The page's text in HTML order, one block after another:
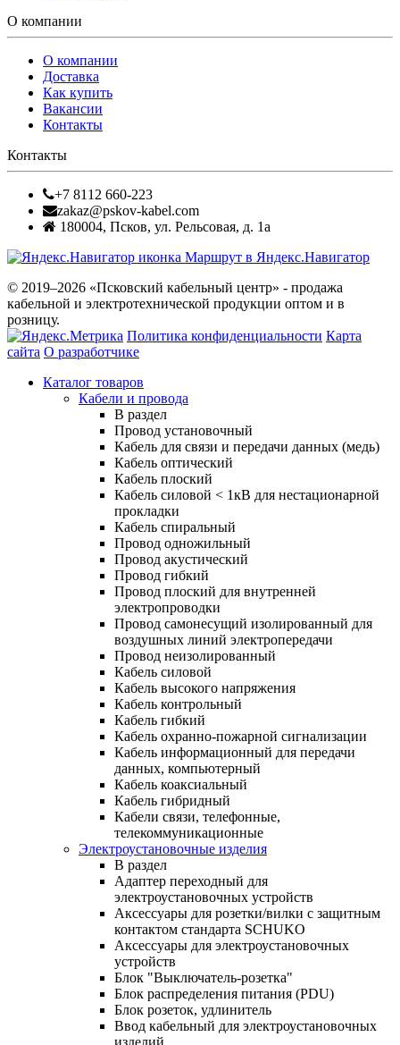
О компании
О компании
Доставка
Как купить
Вакансии
Контакты
Контакты
+7 8112 660-223
zakaz@pskov-kabel.com
180004, Псков, ул. Рельсовая, д. 1а
Маршрут в Яндекс.Навигатор
© 2019–2026 «Псковский кабельный центр» - продажа
кабельной и электротехнической продукции оптом и в
розницу.
Политика конфиденциальности Карта
сайта О разработчике
Каталог товаров
Кабели и провода
В раздел
Провод установочный
Кабель для связи и передачи данных (медь)
Кабель оптический
Кабель плоский
Кабель силовой < 1кВ для нестационарной
прокладки
Кабель спиральный
Провод одножильный
Провод акустический
Провод гибкий
Провод плоский для внутренней
электропроводки
Провод самонесущий изолированный для
воздушных линий электропередачи
Провод неизолированный
Кабель силовой
Кабель высокого напряжения
Кабель контрольный
Кабель гибкий
Кабель охранно-пожарной сигнализации
Кабель информационный для передачи
данных, компьютерный
Кабель коаксиальный
Кабель гибридный
Кабели связи, телефонные,
телекоммуникационные
Электроустановочные изделия
В раздел
Адаптер переходный для
электроустановочных устройств
Аксессуары для розетки/вилки с защитным
контактом стандарта SCHUKO
Аксессуары для электроустановочных
устройств
Блок "Выключатель-розетка"
Блок распределения питания (PDU)
Блок розеток, удлинитель
Ввод кабельный для электроустановочных